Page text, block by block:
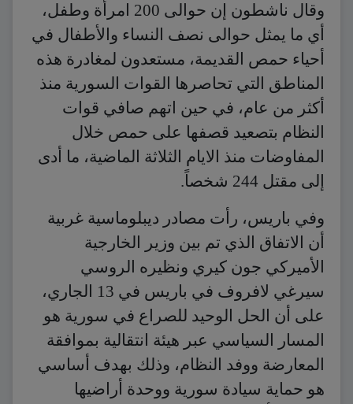
وقال ناشطون إن حوالى 200 امرأة وطفل،
أي ما يمثل حوالى نصف النساء والأطفال في
أحياء حمص القديمة، مستعدون لمغادرة هذه
المناطق التي تحاصرها القوات السورية منذ
أكثر من عام، في حين اتهم صافي قوات
النظام بتصعيد قصفها على حمص خلال
المفاوضات منذ الايام الثلاثة الماضية، ما أدى
إلى مقتل 244 شخصاً.
وفي باريس، رأت مصادر ديبلوماسية غربية
أن الاتفاق الذي تم بين وزير الخارجية
الأميركي جون كيري ونظيره الروسي
سيرغي لافروف في باريس في 13 الجاري،
على أن الحل الوحيد للصراع في سورية هو
المسار السياسي عبر هيئة انتقالية بموافقة
المعارضة ووفد النظام، وذلك بهدف أساسي
هو حماية سيادة سورية ووحدة أراضيها